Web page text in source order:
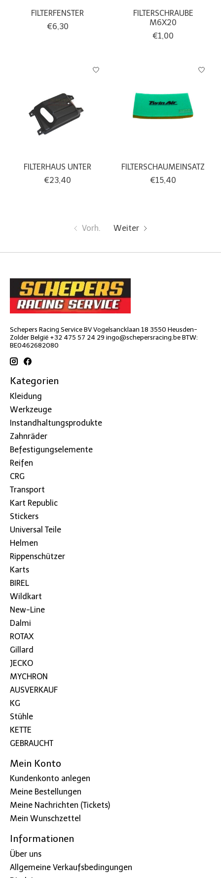
FILTERFENSTER
€6,30
FILTERSCHRAUBE
M6X20
€1,00
FILTERHAUS UNTER
€23,40
FILTERSCHAUMEINSATZ
€15,40
Vorh. Weiter
Schepers Racing Service BV Vogelsancklaan 18 3550 Heusden-
Zolder België +32 475 57 24 29 ingo@schepersracing.beBTW:
BE0462682080
Kategorien
Kleidung
Werkzeuge
Instandhaltungsprodukte
Zahnräder
Befestigungselemente
Reifen
CRG
Transport
Kart Republic
Stickers
Universal Teile
Helmen
Rippenschützer
Karts
BIREL
Wildkart
New-Line
Dalmi
ROTAX
Gillard
JECKO
MYCHRON
AUSVERKAUF
KG
Stühle
KETTE
GEBRAUCHT
Mein Konto
Kundenkonto anlegen
Meine Bestellungen
Meine Nachrichten (Tickets)
Mein Wunschzettel
Informationen
Über uns
Allgemeine Verkaufsbedingungen